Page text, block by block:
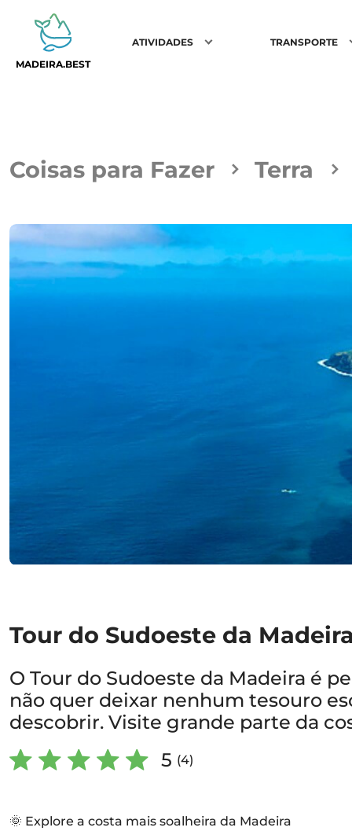
MADEIRA.BEST
ATIVIDADES TRANSPORTE
Coisas para Fazer Terra
Tour do Sudoeste da
O Tour do Sudoeste da Madeira é
não quer deixar nenhum tesouro
descobrir. Visite grande parte da
5 (4)
🌞 Explore a costa mais soalheira da Madeira